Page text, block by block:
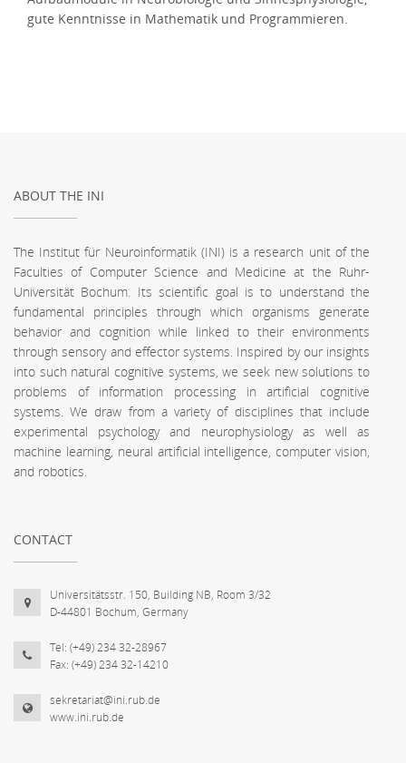
gute Kenntnisse in Mathematik und Programmieren.
ABOUT THE INI
The Institut für Neuroinformatik (INI) is a research unit of the
Faculties of Computer Science and Medicine at the Ruhr-
Universität Bochum. Its scientific goal is to understand the
fundamental principles through which organisms generate
behavior and cognition while linked to their environments
through sensory and effector systems. Inspired by our insights
into such natural cognitive systems, we seek new solutions to
problems of information processing in artificial cognitive
systems. We draw from a variety of disciplines that include
experimental psychology and neurophysiology as well as
machine learning, neural artificial intelligence, computer vision,
and robotics.
CONTACT
Universitätsstr. 150, Building NB, Room 3/32
D-44801 Bochum, Germany
Tel: (+49) 234 32-28967
Fax: (+49) 234 32-14210
sekretariat@ini.rub.de
www.ini.rub.de